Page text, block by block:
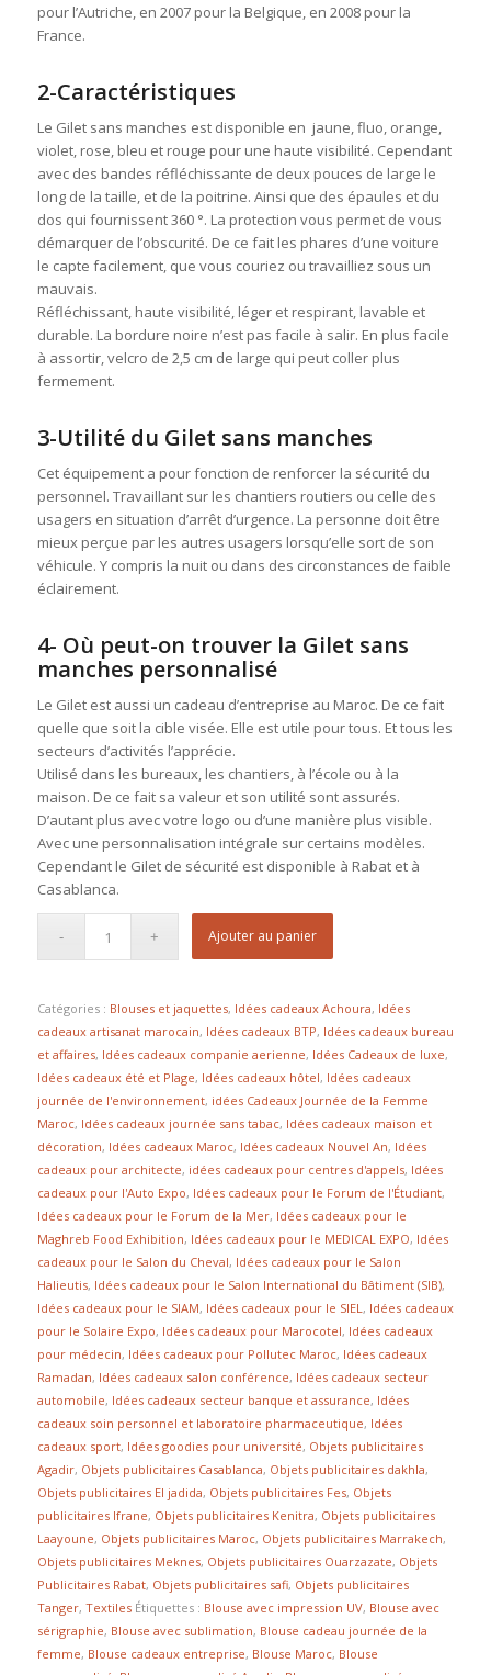
pour l’Autriche, en 2007 pour la Belgique, en 2008 pour la
France.
2-Caractéristiques
Le Gilet sans manches est disponible en jaune, fluo, orange,
violet, rose, bleu et rouge pour une haute visibilité. Cependant
avec des bandes réfléchissante de deux pouces de large le
long de la taille, et de la poitrine. Ainsi que des épaules et du
dos qui fournissent 360 °. La protection vous permet de vous
démarquer de l’obscurité. De ce fait les phares d’une voiture
le capte facilement, que vous couriez ou travailliez sous un
mauvais.
Réfléchissant, haute visibilité, léger et respirant, lavable et
durable. La bordure noire n’est pas facile à salir. En plus facile
à assortir, velcro de 2,5 cm de large qui peut coller plus
fermement.
3-Utilité du Gilet sans manches
Cet équipement a pour fonction de renforcer la sécurité du
personnel. Travaillant sur les chantiers routiers ou celle des
usagers en situation d’arrêt d’urgence. La personne doit être
mieux perçue par les autres usagers lorsqu’elle sort de son
véhicule. Y compris la nuit ou dans des circonstances de faible
éclairement.
4- Où peut-on trouver la Gilet sans
manches personnalisé
Le Gilet est aussi un cadeau d’entreprise au Maroc. De ce fait
quelle que soit la cible visée. Elle est utile pour tous. Et tous les
secteurs d’activités l’apprécie.
Utilisé dans les bureaux, les chantiers, à l’école ou à la
maison. De ce fait sa valeur et son utilité sont assurés.
D’autant plus avec votre logo ou d’une manière plus visible.
Avec une personnalisation intégrale sur certains modèles.
Cependant le Gilet de sécurité est disponible à Rabat et à
Casablanca.
Ajouter au panier
Catégories : Blouses et jaquettes, Idées cadeaux Achoura, Idées
cadeaux artisanat marocain, Idées cadeaux BTP, Idées cadeaux bureau
et affaires, Idées cadeaux companie aerienne, Idées Cadeaux de luxe,
Idées cadeaux été et Plage, Idées cadeaux hôtel, Idées cadeaux
journée de l'environnement, idées Cadeaux Journée de la Femme
Maroc, Idées cadeaux journée sans tabac, Idées cadeaux maison et
décoration, Idées cadeaux Maroc, Idées cadeaux Nouvel An, Idées
cadeaux pour architecte, idées cadeaux pour centres d'appels, Idées
cadeaux pour l'Auto Expo, Idées cadeaux pour le Forum de l'Étudiant,
Idées cadeaux pour le Forum de la Mer, Idées cadeaux pour le
Maghreb Food Exhibition, Idées cadeaux pour le MEDICAL EXPO, Idées
cadeaux pour le Salon du Cheval, Idées cadeaux pour le Salon
Halieutis, Idées cadeaux pour le Salon International du Bâtiment (SIB),
Idées cadeaux pour le SIAM, Idées cadeaux pour le SIEL, Idées cadeaux
pour le Solaire Expo, Idées cadeaux pour Marocotel, Idées cadeaux
pour médecin, Idées cadeaux pour Pollutec Maroc, Idées cadeaux
Ramadan, Idées cadeaux salon conférence, Idées cadeaux secteur
automobile, Idées cadeaux secteur banque et assurance, Idées
cadeaux soin personnel et laboratoire pharmaceutique, Idées
cadeaux sport, Idées goodies pour université, Objets publicitaires
Agadir, Objets publicitaires Casablanca, Objets publicitaires dakhla,
Objets publicitaires El jadida, Objets publicitaires Fes, Objets
publicitaires Ifrane, Objets publicitaires Kenitra, Objets publicitaires
Laayoune, Objets publicitaires Maroc, Objets publicitaires Marrakech,
Objets publicitaires Meknes, Objets publicitaires Ouarzazate, Objets
Publicitaires Rabat, Objets publicitaires safi, Objets publicitaires
Tanger, Textiles Étiquettes : Blouse avec impression UV, Blouse avec
sérigraphie, Blouse avec sublimation, Blouse cadeau journée de la
femme, Blouse cadeaux entreprise, Blouse Maroc, Blouse